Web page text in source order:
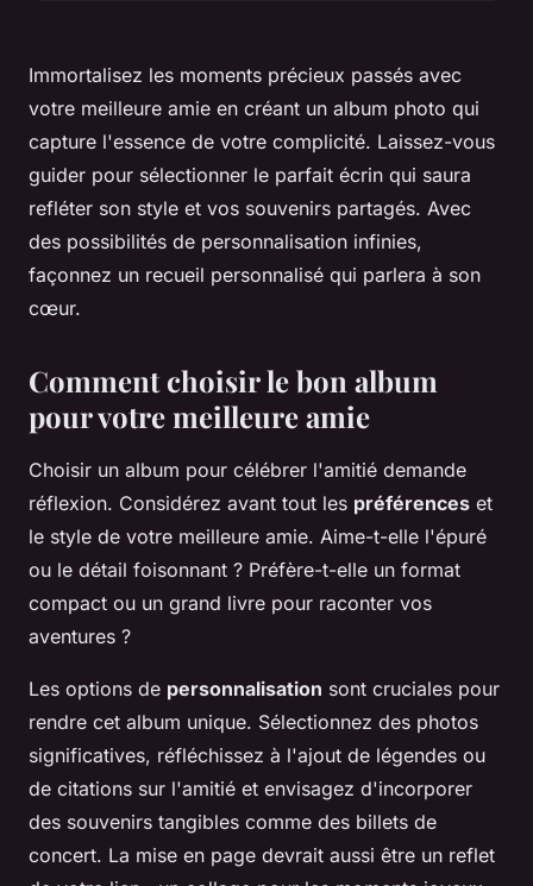
Immortalisez les moments précieux passés avec
votre meilleure amie en créant un album photo qui
capture l'essence de votre complicité. Laissez-vous
guider pour sélectionner le parfait écrin qui saura
refléter son style et vos souvenirs partagés. Avec
des possibilités de personnalisation infinies,
façonnez un recueil personnalisé qui parlera à son
cœur.
Comment choisir le bon album
pour votre meilleure amie
Choisir un album pour célébrer l'amitié demande
réflexion. Considérez avant tout les préférences et
le style de votre meilleure amie. Aime-t-elle l'épuré
ou le détail foisonnant ? Préfère-t-elle un format
compact ou un grand livre pour raconter vos
aventures ?
Les options de personnalisation sont cruciales pour
rendre cet album unique. Sélectionnez des photos
significatives, réfléchissez à l'ajout de légendes ou
de citations sur l'amitié et envisagez d'incorporer
des souvenirs tangibles comme des billets de
concert. La mise en page devrait aussi être un reflet